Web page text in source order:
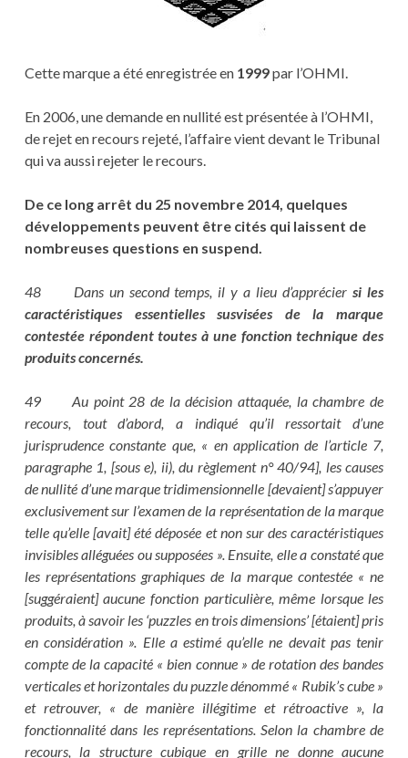
Cette marque a été enregistrée en 1999par l’OHMI.
En 2006, une demande en nullité est présentée à l’OHMI,
de rejet en recours rejeté, l’affaire vient devant le Tribunal
qui va aussi rejeter le recours.
De ce long arrêt du 25 novembre 2014, quelques
développements peuvent être cités qui laissent de
nombreuses questions en suspend.
48 Dans un second temps, il y a lieu d’appréciersi les
caractéristiques essentielles susvisées de la marque
contestée répondent toutes à une fonction technique des
produits concernés.
49 Au point 28 de la décision attaquée, la chambre de
recours, tout d’abord, a indiqué qu’il ressortait d’une
jurisprudence constante que, « en application de l’article 7,
paragraphe 1, [sous e), ii), du règlement n° 40/94], les causes
de nullité d’une marque tridimensionnelle [devaient] s’appuyer
exclusivement sur l’examen de la représentation de la marque
telle qu’elle [avait] été déposée et non sur des caractéristiques
invisibles alléguées ou supposées ». Ensuite, elle a constaté que
les représentations graphiques de la marque contestée « ne
[suggéraient] aucune fonction particulière, même lorsque les
produits, à savoir les ‘puzzles en trois dimensions’ [étaient] pris
en considération ». Elle a estimé qu’elle ne devait pas tenir
compte de la capacité « bien connue » de rotation des bandes
verticales et horizontales du puzzle dénommé « Rubik’s cube »
et retrouver, « de manière illégitime et rétroactive », la
fonctionnalité dans les représentations. Selon la chambre de
recours, la structure cubique en grille ne donne aucune